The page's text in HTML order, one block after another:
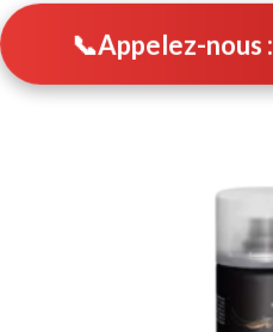
📞Appelez-nous :